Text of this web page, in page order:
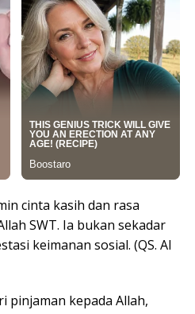
cinta kasih dan rasa
SWT. Ia bukan sekadar
keimanan sosial. (QS. Al
pinjaman kepada Allah,